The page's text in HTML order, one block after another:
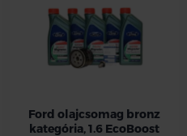
Ford olajcsomag bronz
kategória, 1.6 EcoBoost